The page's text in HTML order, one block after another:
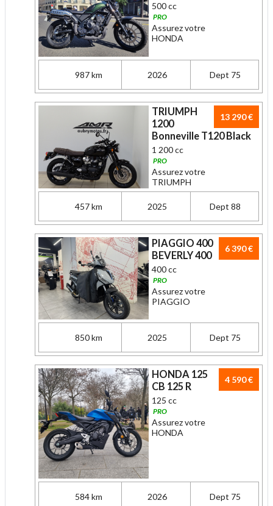
500 cc
PRO
Assurez votre
HONDA
987 km 2026 Dept 75
13 290 €
TRIUMPH
1200
Bonneville T120 Black
1 200 cc
PRO
Assurez votre
TRIUMPH
457 km 2025 Dept 88
6 390 €
PIAGGIO 400
BEVERLY 400
400 cc
PRO
Assurez votre
PIAGGIO
850 km 2025 Dept 75
4 590 €
HONDA 125
CB 125 R
125 cc
PRO
Assurez votre
HONDA
584 km 2026 Dept 75